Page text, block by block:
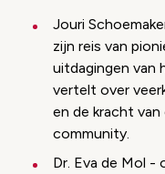
Jouri
zijn reis van
uitdagingen van
vertelt over
en de kracht
community.
Dr. Eva de Mol -